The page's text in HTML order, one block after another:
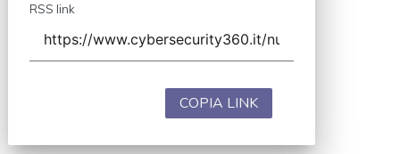
RSS link
COPIA LINK